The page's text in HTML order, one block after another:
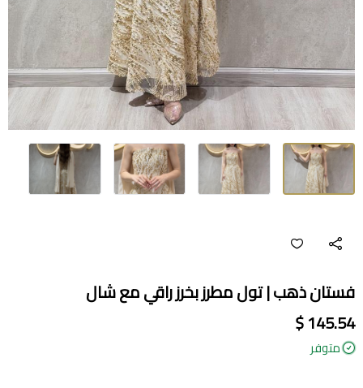
فستان ذهب | تول مطرز بخرز راقي مع شال
145.54 $
متوفر